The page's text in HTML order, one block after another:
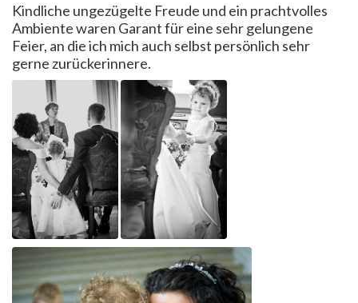
Kindliche ungezügelte Freude und ein prachtvolles
Ambiente waren Garant für eine sehr gelungene
Feier, an die ich mich auch selbst persönlich sehr
gerne zurückerinnere.